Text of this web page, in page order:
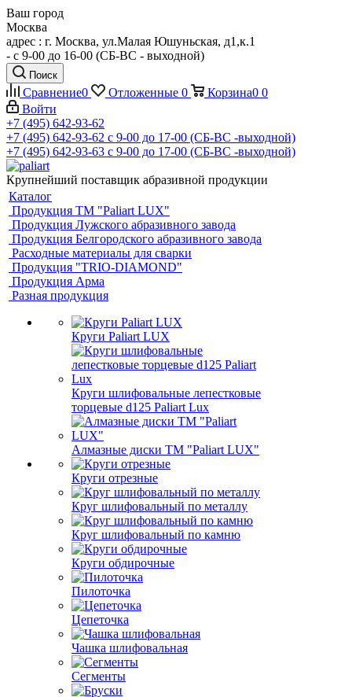
Ваш город
Москва
адрес : г. Москва, ул.Малая Юшуньская, д1,к.1
- c 9-00 до 16-00 (СБ-ВС - выходной)
Поиск
Сравнение0 Отложенные 0 Корзина0 0
Войти
+7 (495) 642-93-62
+7 (495) 642-93-62 c 9-00 до 17-00 (СБ-ВС -выходной)
+7 (495) 642-93-63 c 9-00 до 17-00 (СБ-ВС -выходной)
Крупнейший поставщик абразивной продукции
Каталог
Продукция ТМ "Paliart LUX"
Продукция Лужского абразивного завода
Продукция Белгородского абразивного завода
Расходные материалы для сварки
Продукция "TRIO-DIAMOND"
Продукция Арма
Разная продукция
Круги Paliart LUX
Круги шлифовальные лепестковые
торцевые d125 Paliart Lux
Алмазные диски ТМ "Paliart LUX"
Круги отрезные
Круг шлифовальный по металлу
Круг шлифовальный по камню
Круги обдирочные
Пилоточка
Цепеточка
Чашка шлифовальная
Сегменты